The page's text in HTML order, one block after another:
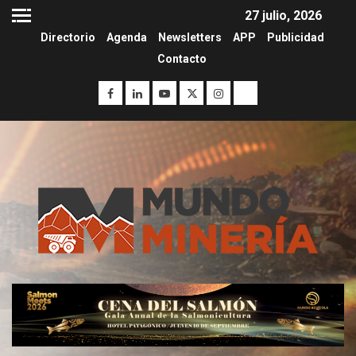
27 julio, 2026
Directorio Agenda Newsletters APP
Publicidad
Contacto